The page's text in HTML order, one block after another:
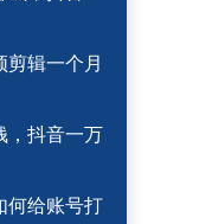
剪辑一个月
，抖音一万
何给账号打